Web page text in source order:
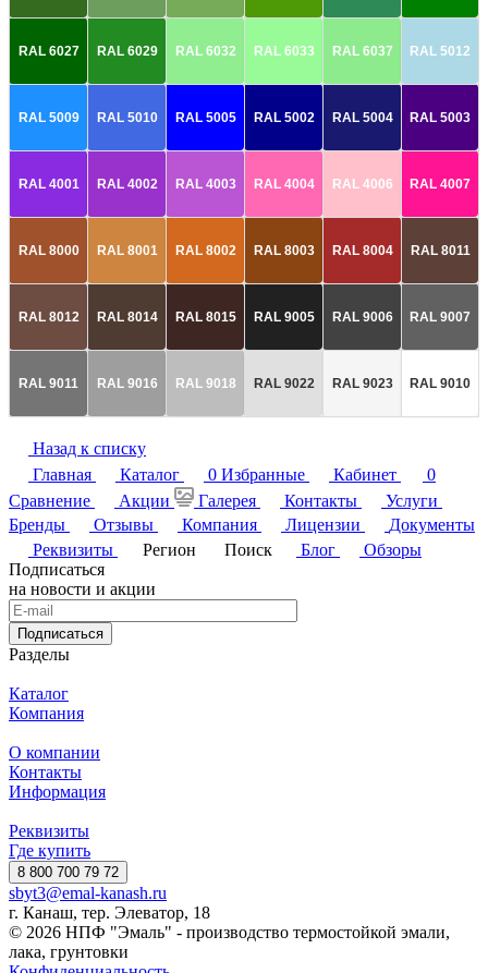
RAL 6027 RAL 6029 RAL 6032 RAL 6033 RAL 6037 RAL 5012
RAL 5009 RAL 5010 RAL 5005 RAL 5002 RAL 5004 RAL 5003
RAL 4001 RAL 4002 RAL 4003 RAL 4004 RAL 4006 RAL 4007
RAL 8000 RAL 8001 RAL 8002 RAL 8003 RAL 8004 RAL 8011
RAL 8012 RAL 8014 RAL 8015 RAL 9005 RAL 9006 RAL 9007
RAL 9011 RAL 9016 RAL 9018 RAL 9022 RAL 9023 RAL 9010
Назад к списку
Главная
Каталог 0 Избранные Кабинет
0
Сравнение
Акции Галерея Контакты
Услуги
Бренды
Отзывы Компания Лицензии
Документы
Реквизиты
Регион Поиск Блог
Обзоры
Подписаться
на новости и акции
Подписаться
Разделы
Каталог
Компания
О компании
Контакты
Информация
Реквизиты
Где купить
8 800 700 79 72
sbyt3@emal-kanash.ru
г. Канаш, тер. Элеватор, 18
© 2026 НПФ "Эмаль" - производство термостойкой эмали,
лака, грунтовки